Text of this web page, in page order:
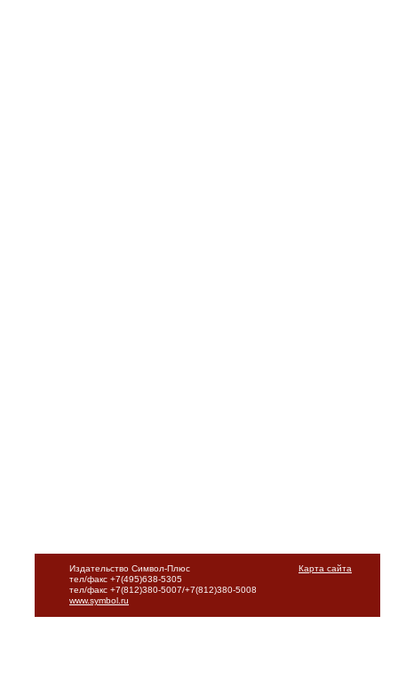
Карта сайта
Издательство Символ-Плюс
тел/факс +7(495)638-5305
тел/факс +7(812)380-5007/+7(812)380-5008
www.symbol.ru